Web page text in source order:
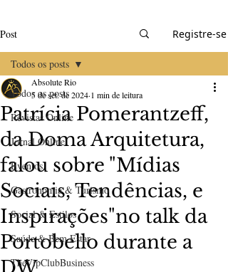
Post Registre-se
Todos os posts
Revistas Online
Jornal Online
Eventos
Gastronomia & Turismo
Social & Estilos
Saúde & Bem Estar
TheVipClubBusiness
Todos os posts
Patrícia Pomerantzeff,
da Doma Arquitetura,
falou sobre "Mídias
Sociais, Tendências, e
Inspirações"no talk da
Portobello durante a
Absolute Rio
5 de set. de 2024 1 min de leitura